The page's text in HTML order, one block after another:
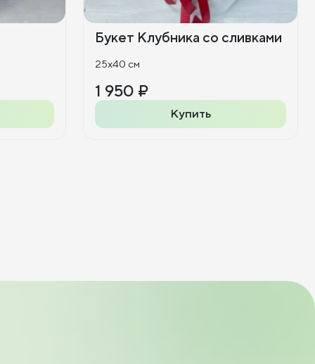
Букет Клубника со сливками
25x40 см
1 950 ₽
Купить